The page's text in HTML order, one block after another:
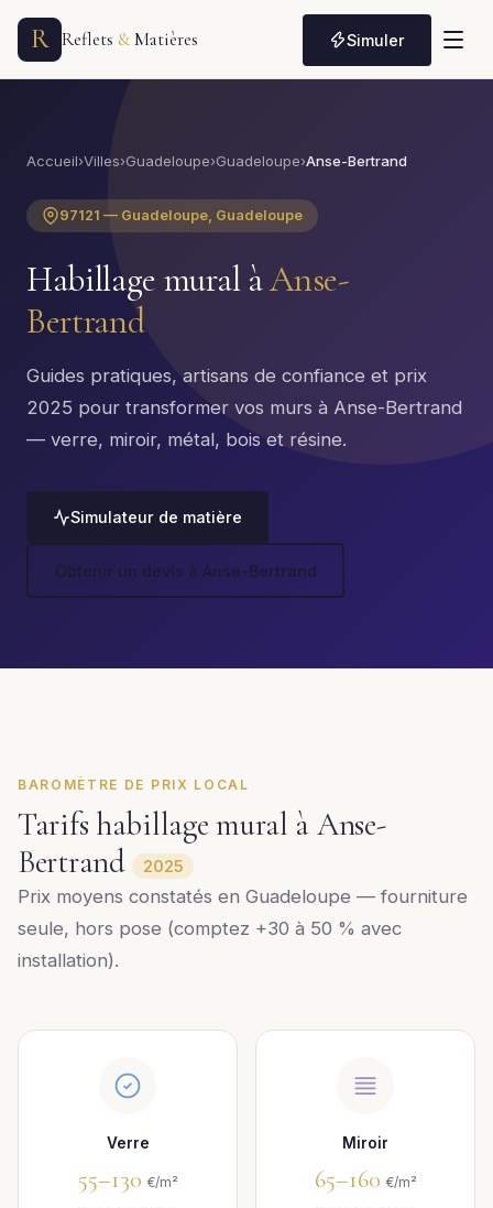
R Reflets &Matières Simuler
Accueil›Villes›Guadeloupe›Guadeloupe›Anse-Bertrand
97121 — Guadeloupe, Guadeloupe
Habillage mural àAnse-
Bertrand
Guides pratiques, artisans de confiance et prix
2025 pour transformer vos murs à Anse-Bertrand
— verre, miroir, métal, bois et résine.
Simulateur de matière
Obtenir un devis à Anse-Bertrand
BAROMÈTRE DE PRIX LOCAL
Tarifs habillage mural à Anse-
Bertrand
2025
Prix moyens constatés en Guadeloupe — fourniture
seule, hors pose (comptez +30 à 50 % avec
installation).
Verre
55–130 €/m²
Miroir
65–160 €/m²